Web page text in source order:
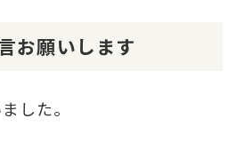
お願いします
した。